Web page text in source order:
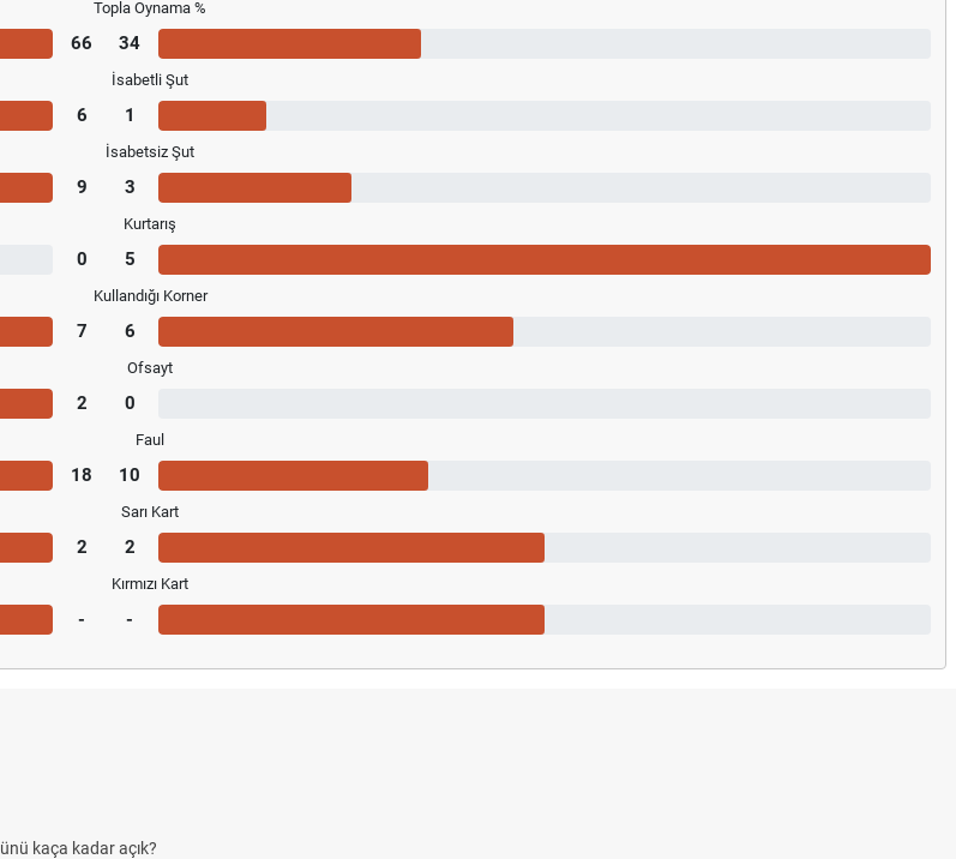
Topla Oynama %
66 34
İsabetli Şut
6 1
İsabetsiz Şut
9 3
Kurtarış
0 5
Kullandığı Korner
7 6
Ofsayt
2 0
Faul
18 10
Sarı Kart
2 2
Kırmızı Kart
- -
kaça kadar açık?